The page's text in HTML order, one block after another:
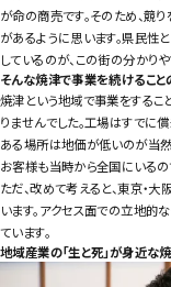
が命の商売です。そのため、競
があるように思います。県民性
しているのが、この街の分かり
そんな焼津で事業を続けること
焼津という地域で事業をするこ
りませんでした。工場はすでに
ある場所は地価が低いのが当然
お客様も当時から全国にいるの
ただ、改めて考えると、東京・
います。アクセス面での立地
ています。
地域産業の「生と死」が身近な